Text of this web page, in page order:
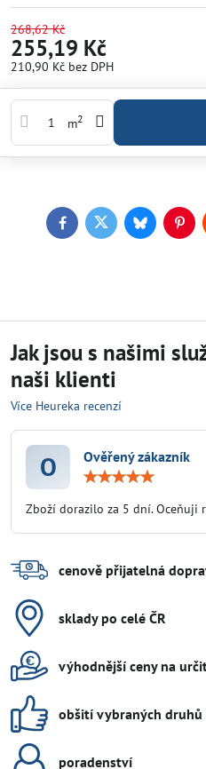
268,62 Kč
255,19 Kč
210,90 Kč bez DPH
m2
FacebookTwitterBluesky
Jak jsou s našimi
naši klienti
Více Heureka recenzí
O Ověřený zákazník
5
Zboží dorazilo za 5 dní. Oceňuji
cenově přijatelná
sklady po celé ČR
výhodnější ceny na
obšití vybraných druhů
poradenství